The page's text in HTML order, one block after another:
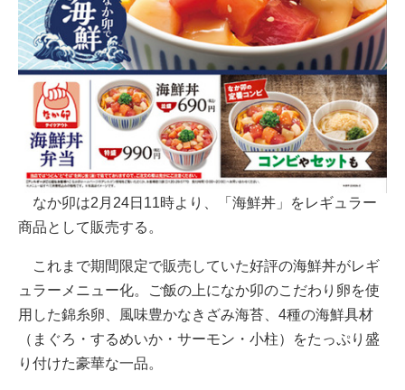
なか卯は2月24日11時より、「海鮮丼」をレギュラー
商品として販売する。
これまで期間限定で販売していた好評の海鮮丼がレギ
ュラーメニュー化。ご飯の上になか卯のこだわり卵を使
用した錦糸卵、風味豊かなきざみ海苔、4種の海鮮具材
（まぐろ・するめいか・サーモン・小柱）をたっぷり盛
り付けた豪華な一品。